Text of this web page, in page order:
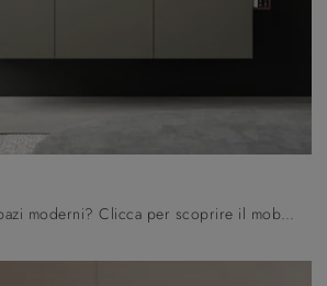
Vuoi ammobiliare spazi moderni? Clicca per scoprire il mobile soggiorno Accordo in laccato opaco del marchio Orme!